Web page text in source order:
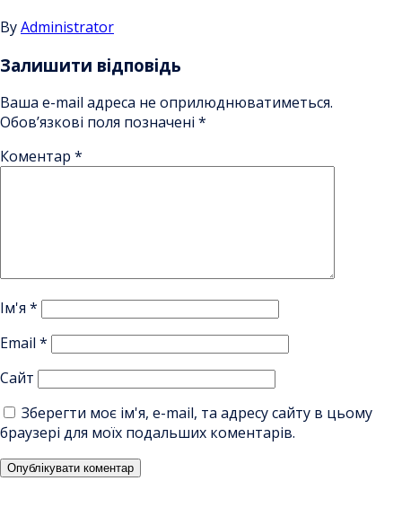
ByAdministrator
Залишити відповідь
Ваша e-mail адреса не оприлюднюватиметься.
Обов’язкові поля позначені *
Коментар *
Ім'я *
Email *
Сайт
Зберегти моє ім'я, e-mail, та адресу сайту в цьому
браузері для моїх подальших коментарів.